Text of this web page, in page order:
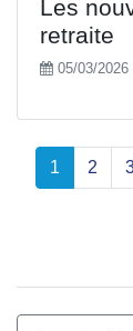
Les
retraite
05/03/2026
1 2